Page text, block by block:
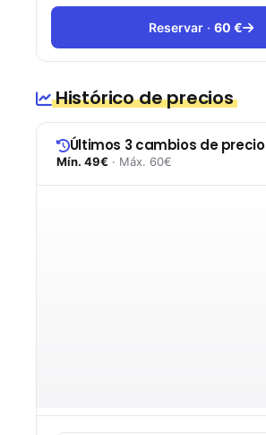
Reservar 60 €
Histórico de precios
Últimos 3 cambios de precio
Mín. 49€ · Máx. 60€